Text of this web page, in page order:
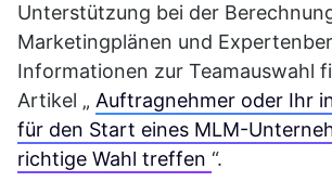
Unterstützung bei der
Marketingplänen und
Informationen zur Teamauswahl
Artikel „ Auftragnehmer oder Ihr
für den Start eines MLM-
richtige Wahl treffen “.